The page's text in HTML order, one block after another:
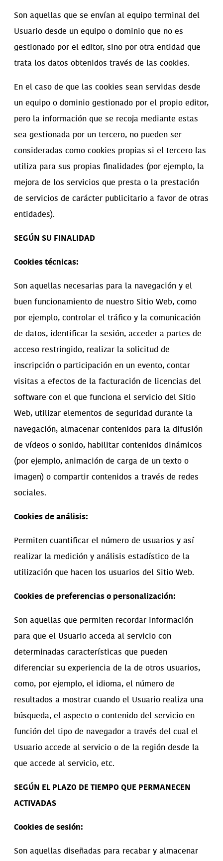
Son aquellas que se envían al equipo terminal del
Usuario desde un equipo o dominio que no es
gestionado por el editor, sino por otra entidad que
trata los datos obtenidos través de las cookies.
En el caso de que las cookies sean servidas desde
un equipo o dominio gestionado por el propio editor,
pero la información que se recoja mediante estas
sea gestionada por un tercero, no pueden ser
consideradas como cookies propias si el tercero las
utiliza para sus propias finalidades (por ejemplo, la
mejora de los servicios que presta o la prestación
de servicios de carácter publicitario a favor de otras
entidades).
SEGÚN SU FINALIDAD
Cookies técnicas:
Son aquellas necesarias para la navegación y el
buen funcionamiento de nuestro Sitio Web, como
por ejemplo, controlar el tráfico y la comunicación
de datos, identificar la sesión, acceder a partes de
acceso restringido, realizar la solicitud de
inscripción o participación en un evento, contar
visitas a efectos de la facturación de licencias del
software con el que funciona el servicio del Sitio
Web, utilizar elementos de seguridad durante la
navegación, almacenar contenidos para la difusión
de vídeos o sonido, habilitar contenidos dinámicos
(por ejemplo, animación de carga de un texto o
imagen) o compartir contenidos a través de redes
sociales.
Cookies de análisis:
Permiten cuantificar el número de usuarios y así
realizar la medición y análisis estadístico de la
utilización que hacen los usuarios del Sitio Web.
Cookies de preferencias o personalización:
Son aquellas que permiten recordar información
para que el Usuario acceda al servicio con
determinadas características que pueden
diferenciar su experiencia de la de otros usuarios,
como, por ejemplo, el idioma, el número de
resultados a mostrar cuando el Usuario realiza una
búsqueda, el aspecto o contenido del servicio en
función del tipo de navegador a través del cual el
Usuario accede al servicio o de la región desde la
que accede al servicio, etc.
SEGÚN EL PLAZO DE TIEMPO QUE PERMANECEN
ACTIVADAS
Cookies de sesión:
Son aquellas diseñadas para recabar y almacenar